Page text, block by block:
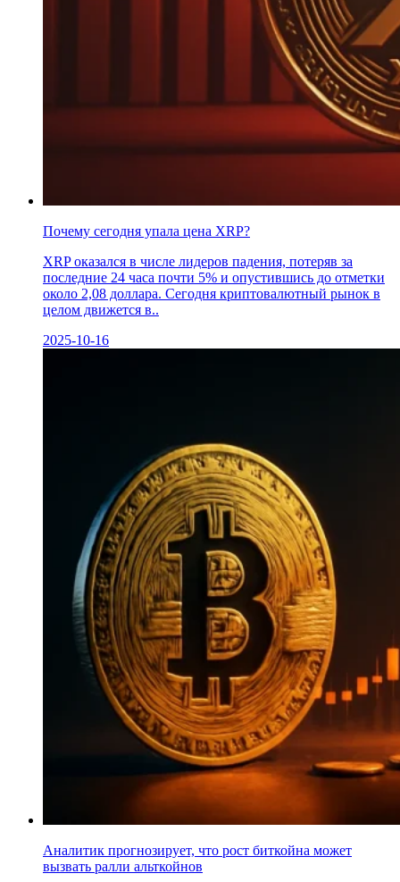
Почему сегодня упала цена XRP?
XRP оказался в числе лидеров падения, потеряв за
последние 24 часа почти 5% и опустившись до отметки
около 2,08 доллара. Сегодня криптовалютный рынок в
целом движется в..
2025-10-16
Аналитик прогнозирует, что рост биткойна может
вызвать ралли альткойнов